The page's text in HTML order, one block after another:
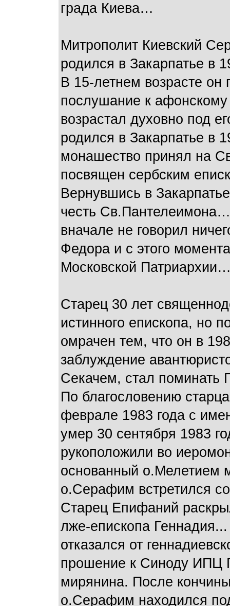
града Киева…
Митрополит Киевский
родился в Закарпатье в
В 15-летнем возрасте он
послушание к
возрастал духовно под
родился в Закарпатье в
монашество принял на
посвящен сербским
Вернувшись в
честь
вначале не говорил
Федора и с этого
Московской
Старец 30 лет
истинного епископа, но
омрачен тем, что он в
заблуждение
Секачем, стал поминать
По благословению
феврале 1983 года с
умер 30 сентября 1983
рукоположили во
основанный о.Мелетием
о.Серафим встретился
Старец Епифаний
лже-епископа
отказался от
прошение к Синоду ИПЦ
мирянина. После
о.Серафим находился